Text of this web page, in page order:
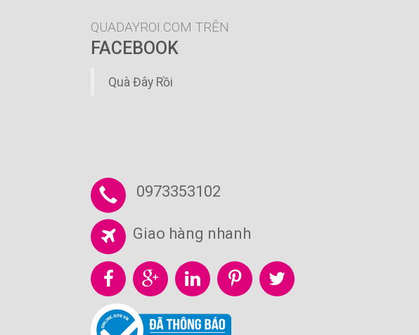
QUADAYROI.COM TRÊN
FACEBOOK
Quà Đây Rồi
0973353102
Giao hàng nhanh